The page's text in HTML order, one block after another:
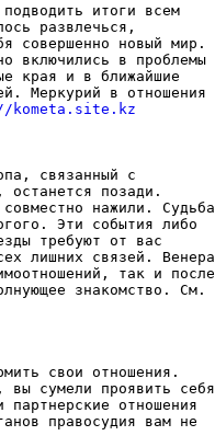
итоги всем
развлечься,
совершенно новый мир.
включились в проблемы
края и в ближайшие
Меркурий в отношения
kometa.site.kz
связанный с
останется позади.
нажили. Судьба
Эти события либо
требуют от вас
лишних связей. Венера
так и после
знакомство. См.
свои отношения.
сумели проявить себя
отношения
правосудия вам не